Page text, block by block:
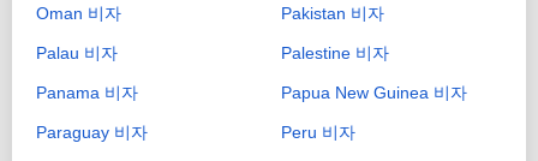
Oman 비자 Pakistan 비자
Palau 비자 Palestine 비자
Panama 비자 Papua New Guinea 비자
Paraguay 비자 Peru 비자